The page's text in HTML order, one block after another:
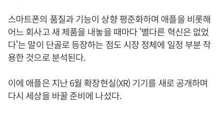
스마트폰의 품질과 기능이 상향 평준화하며 애플을 비롯해
어느 회사고 새 제품을 내놓을 때마다 '별다른 혁신은 없었
다'는 말이 단골로 등장하는 점도 시장 정체에 일정 부분 작
용한 것으로 분석된다.
이에 애플은 지난 6월 확장현실(XR) 기기를 새로 공개하며
다시 세상을 바꿀 준비에 나섰다.